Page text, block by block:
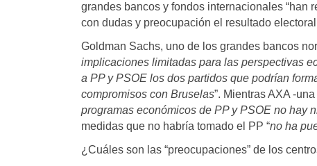
grandes bancos y fondos internacionales “han
con dudas y preocupación el resultado
Goldman Sachs, uno de los grandes bancos
implicaciones limitadas para las perspectivas
a PP y PSOE los dos partidos que podrían
compromisos con Bruselas”. Mientras AXA -
programas económicos de PP y PSOE no hay
medidas que no habría tomado el PP “no ha
¿Cuáles son las “preocupaciones” de los